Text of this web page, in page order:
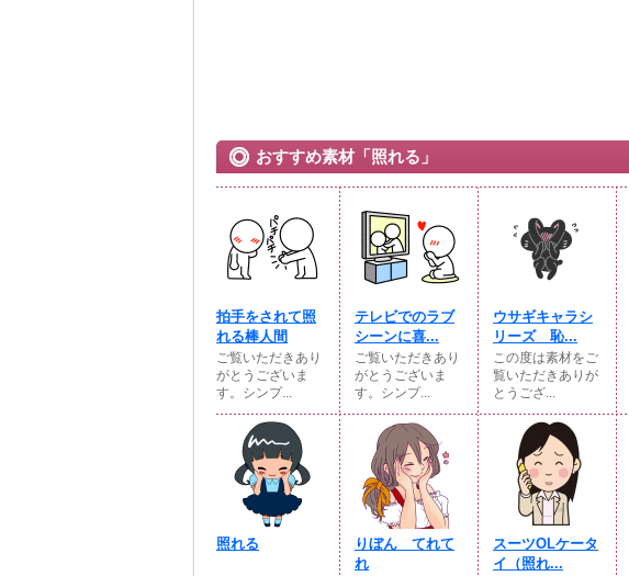
おすすめ素材「照れる」
拍手をされて照
れる棒人間
ご覧いただきあり
がとうございま
す。シンプ...
テレビでのラブ
シーンに喜...
ご覧いただきあり
がとうございま
す。シンプ...
ウサギキャラシ
リーズ 恥...
この度は素材をご
覧いただきありが
とうござ...
照れる
りぼん てれて
れ
スーツOLケータ
イ（照れ...